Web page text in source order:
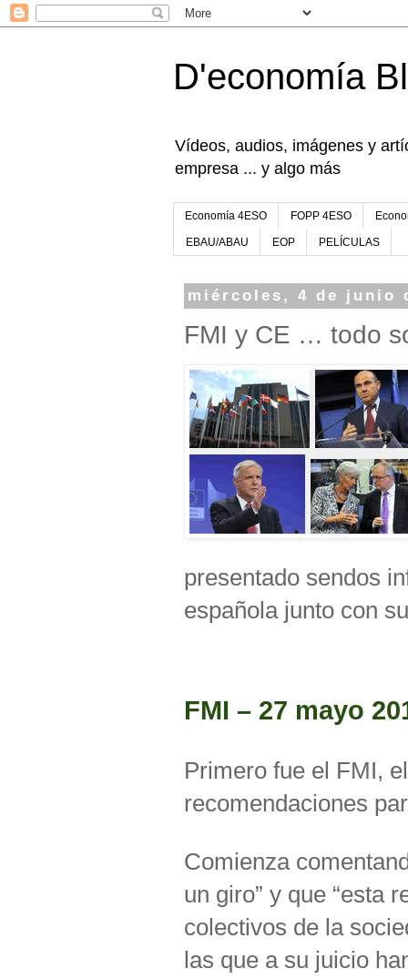
D'economía
Vídeos, audios, imágenes y
empresa ... y algo más
Economía 4ESO FOPP 4ESO
EBAU/ABAU EOP PELÍCULAS
miércoles, 4 de junio
FMI y CE … todo
presentado sendos
española junto con
FMI – 27 mayo
Primero fue el FMI,
recomendaciones
Comienza
un giro” y que “esta
colectivos de la
las que a su juicio